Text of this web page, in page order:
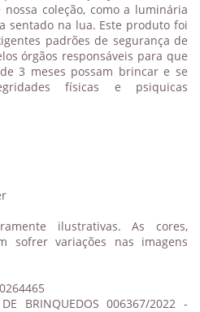
coleção, como a luminária
sentado na lua. Este produto foi
padrões de segurança de
órgãos responsáveis para que
3 meses possam brincar e se
físicas e psiquicas
ilustrativas. As cores,
sofrer variações nas imagens
DE BRINQUEDOS 006367/2022 -